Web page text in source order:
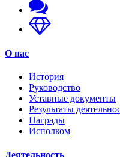
О нас
История
Руководство
Уставные документы
Результаты
Награды
Исполком
Деятельность